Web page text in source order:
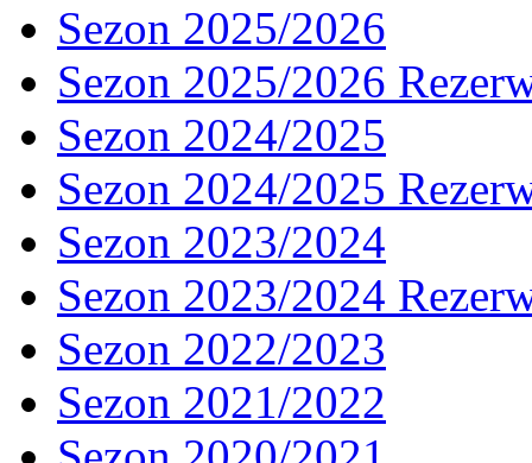
Sezon 2025/2026
Sezon 2025/2026
Sezon 2024/2025
Sezon 2024/2025
Sezon 2023/2024
Sezon 2023/2024
Sezon 2022/2023
Sezon 2021/2022